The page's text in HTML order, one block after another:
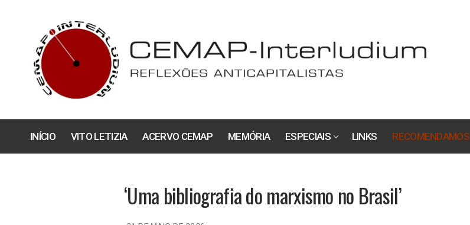
conteúdo
INÍCIO VITO LETIZIA ACERVO CEMAP MEMÓRIA ESPECIAIS LINKS RECOMENDAMOS
‘Uma bibliografia do marxismo no Brasil’